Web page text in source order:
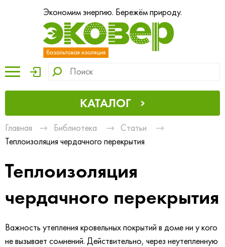
Экономим энергию. Бережём природу.
КАТАЛОГ
Главная Библиотека
Статьи
Теплоизоляция чердачного перекрытия
Теплоизоляция
чердачного перекрытия
Важность утепления кровельных покрытий в доме ни у кого
не вызывает сомнений. Действительно, через неутепленную